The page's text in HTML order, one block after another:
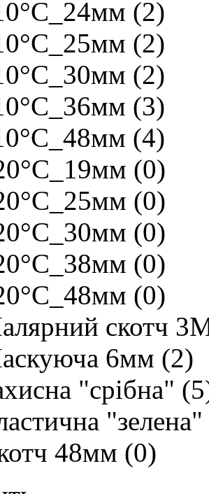
(2)
(2)
(2)
(3)
(4)
(0)
(0)
(0)
(0)
(0)
скотч
6мм (2)
"срібна"
48мм (0)